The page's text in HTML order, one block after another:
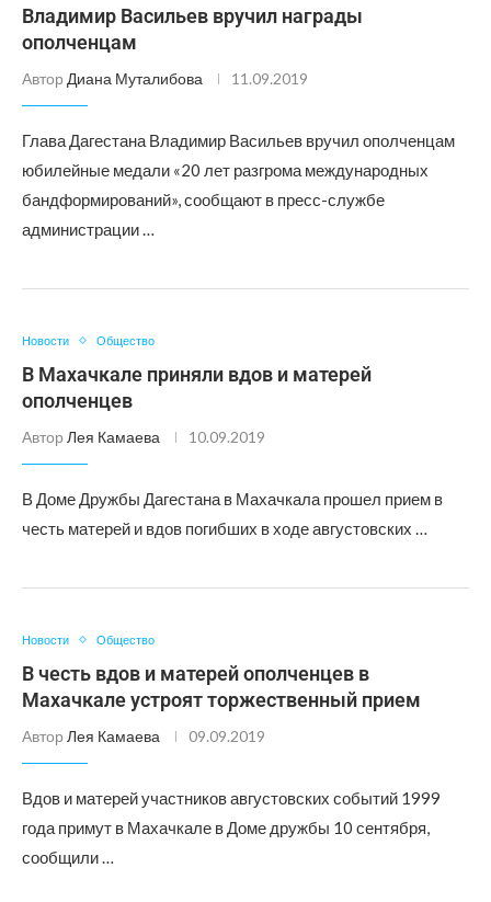
Владимир Васильев вручил награды
ополченцам
Автор Диана Муталибова 11.09.2019
Глава Дагестана Владимир Васильев вручил ополченцам
юбилейные медали «20 лет разгрома международных
бандформирований», сообщают в пресс-службе
администрации …
Новости Общество
В Махачкале приняли вдов и матерей
ополченцев
Автор Лея Камаева 10.09.2019
В Доме Дружбы Дагестана в Махачкала прошел прием в
честь матерей и вдов погибших в ходе августовских …
Новости Общество
В честь вдов и матерей ополченцев в
Махачкале устроят торжественный прием
Автор Лея Камаева 09.09.2019
Вдов и матерей участников августовских событий 1999
года примут в Махачкале в Доме дружбы 10 сентября,
сообщили …